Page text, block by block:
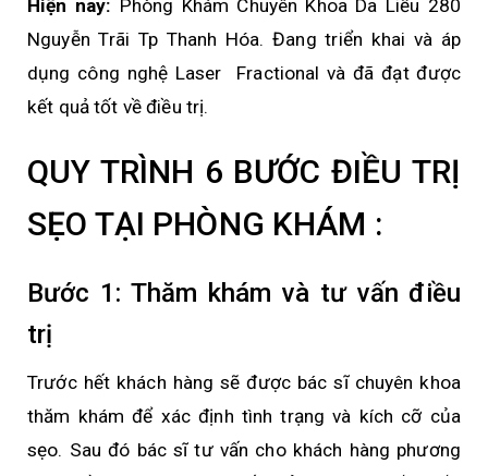
Hiện nay: Phòng Khám Chuyên Khoa Da Liễu 280
Nguyễn Trãi Tp Thanh Hóa. Đang triển khai và áp
dụng công nghệ Laser Fractional và đã đạt được
kết quả tốt về điều trị.
QUY TRÌNH 6 BƯỚC ĐIỀU TRỊ
SẸO TẠI PHÒNG KHÁM :
Bước 1: Thăm khám và tư vấn điều
trị
Trước hết khách hàng sẽ được bác sĩ chuyên khoa
thăm khám để xác định tình trạng và kích cỡ của
sẹo. Sau đó bác sĩ tư vấn cho khách hàng phương